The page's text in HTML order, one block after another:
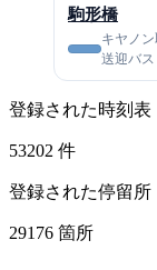
駒形橋
キヤノ
送迎バス
登録された時刻表
53202 件
登録された停留所
29176 箇所